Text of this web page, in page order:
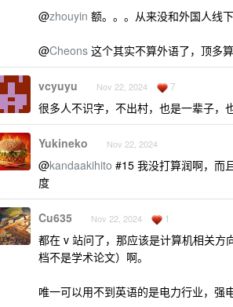
@zhouyin 额。。。从来没和外国人线
@Cheons 这个其实不算外语了，顶多
vcyuyu Nov 22, 2024 7
很多人不识字，不出村，也是一辈子，
Yukineko Nov 22, 2024
@kandaakihito #15 我没打算润啊，而
度
Cu635 Nov 22, 2024 1
都在 v 站问了，那应该是计算机相关方
档不是学术论文）啊。
唯一可以用不到英语的是电力行业，强